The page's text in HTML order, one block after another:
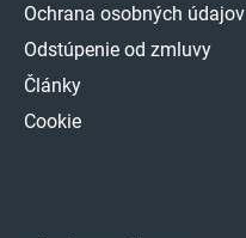
Ochrana osobných údajov
Odstúpenie od zmluvy
Články
Cookie